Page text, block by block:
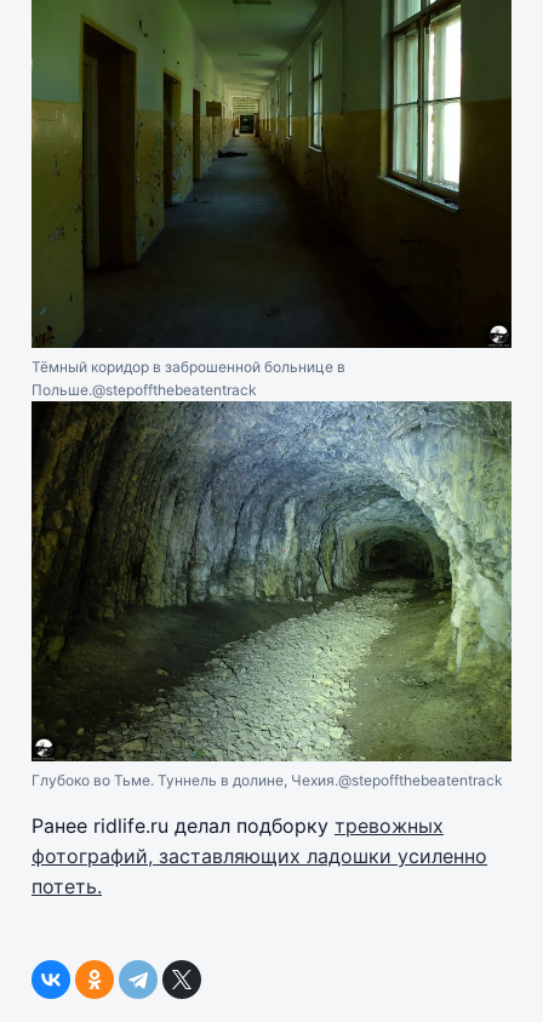
Тёмный коридор в заброшенной больнице в
Польше.@stepoffthebeatentrack
Глубоко во Тьме. Туннель в долине, Чехия.@stepoffthebeatentrack
Ранее ridlife.ru делал подборку тревожных
фотографий, заставляющих ладошки усиленно
потеть.